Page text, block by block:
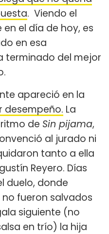
. Viendo el
el día de hoy, es
en esa
terminado del mejor
apareció en la
desempeño. La
de Sin pijama,
al jurado ni
tanto a ella
Reyero. Días
duelo, donde
fueron salvados
siguiente (no
en trío) la hija